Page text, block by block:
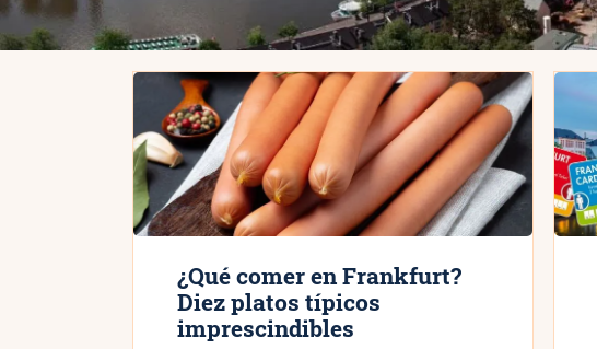
¿Qué comer en Frankfurt?
Diez platos típicos
imprescindibles